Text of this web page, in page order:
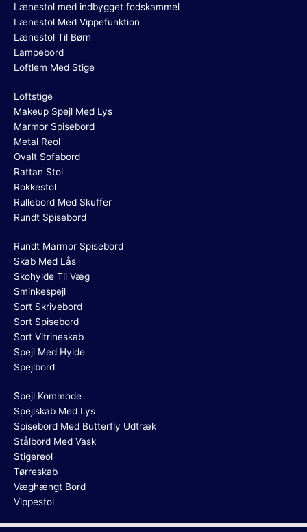
Lænestol med indbygget fodskammel
Lænestol Med Vippefunktion
Lænestol Til Børn
Lampebord
Loftlem Med Stige
Loftstige
Makeup Spejl Med Lys
Marmor Spisebord
Metal Reol
Ovalt Sofabord
Rattan Stol
Rokkestol
Rullebord Med Skuffer
Rundt Spisebord
Rundt Marmor Spisebord
Skab Med Lås
Skohylde Til Væg
Sminkespejl
Sort Skrivebord
Sort Spisebord
Sort Vitrineskab
Spejl Med Hylde
Spejlbord
Spejl Kommode
Spejlskab Med Lys
Spisebord Med Butterfly Udtræk
Stålbord Med Vask
Stigereol
Tørreskab
Væghængt Bord
Vippestol